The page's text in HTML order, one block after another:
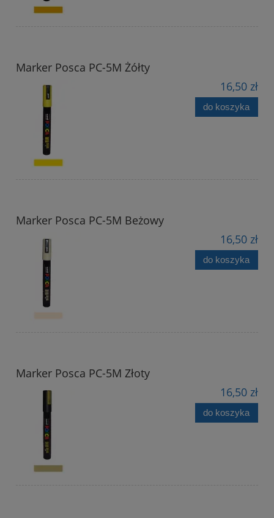
Marker Posca PC-5M Żółty
16,50 zł
do koszyka
Marker Posca PC-5M Beżowy
16,50 zł
do koszyka
Marker Posca PC-5M Złoty
16,50 zł
do koszyka